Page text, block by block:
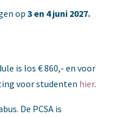
op 3 en 4 juni 2027.
is los € 860,- en voor
voor studenten hier.
De PCSA is